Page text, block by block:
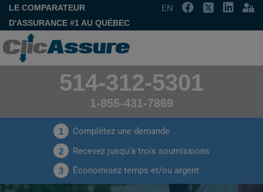
LE COMPARATEUR
D'ASSURANCE #1 AU QUÉBEC
EN
514-312-5301
1-855-431-7869
1 Complétez une demande
2 Recevez jusqu'à trois soumissions
3 Économisez temps et/ou argent